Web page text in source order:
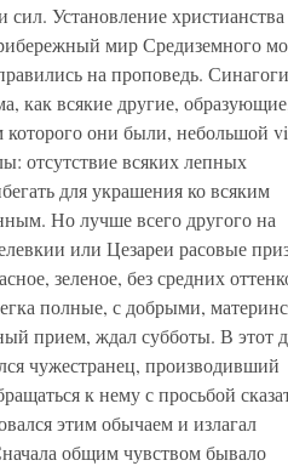
сил. Установление
мир Средиземного
на проповедь.
как всякие другие,
они были, небольшой
отсутствие всяких лепных
для украшения ко всяким
Но лучше всего другого на
или Цезареи расовые
зеленое, без средних
полные, с добрыми,
прием, ждал субботы. В этот
чужестранец, производивший
к нему с просьбой
этим обычаем и излагал
общим чувством бывало